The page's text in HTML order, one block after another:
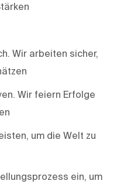
Wir arbeiten sicher,
Wir feiern Erfolge
um die Welt zu
ein, um